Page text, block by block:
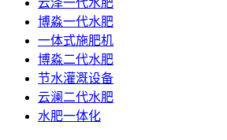
云泽一代水肥
博淼一代水肥
一体式施肥机
博淼二代水肥
节水灌溉设备
云澜二代水肥
水肥一体化